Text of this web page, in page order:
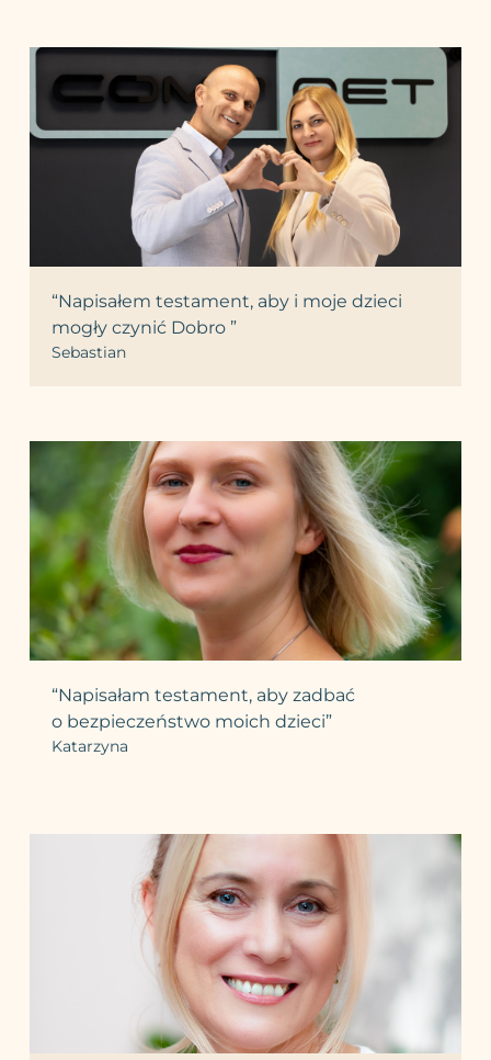
“Napisałem testament, aby i moje dzieci
mogły czynić Dobro ”
Sebastian
“Napisałam testament, aby zadbać
o bezpieczeństwo moich dzieci”
Katarzyna